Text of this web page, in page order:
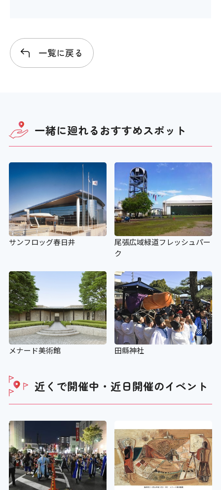
授乳コーナー
×
補助犬の入場可
〇
×
施設の点字案内
×
視覚障がい者誘導用ブロック
×
一覧に戻る
一緒に廻れるおすすめスポット
サンフロッグ春日井
尾張広域緑道フレッシュパー
ク
メナード美術館 田縣神社
近くで開催中・近日開催のイベント